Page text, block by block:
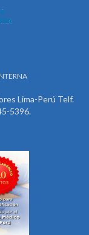
Lima-Perú Telf.
5396.